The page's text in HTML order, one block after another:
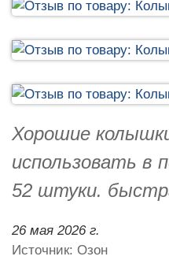
Хорошие
использовать в
52 штуки.
26 мая 2026 г.
Источник: Озон